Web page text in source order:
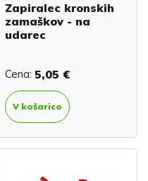
Zapiralec kronskih
zamaškov - na
udarec
Cena: 5,05 €
V košarico